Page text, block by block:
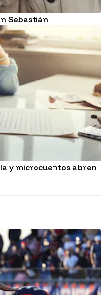
Sebastián
y microcuentos abren